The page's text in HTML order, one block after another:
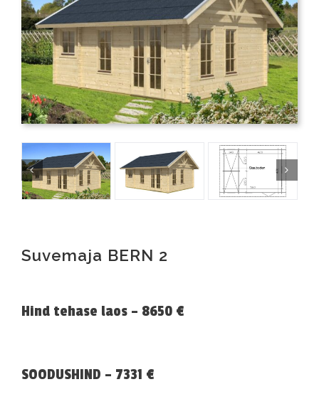
Suvemaja BERN 2
Hind tehase laos – 8650 €
SOODUSHIND – 7331 €